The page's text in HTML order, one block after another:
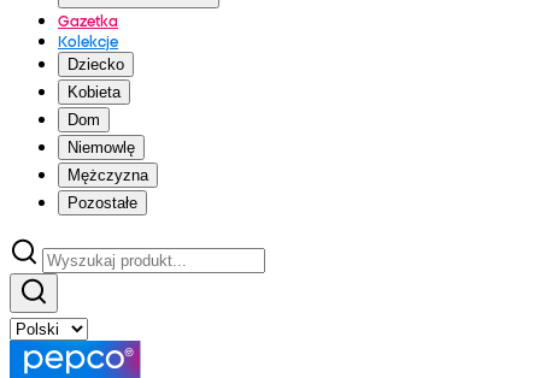
Gazetka
Kolekcje
Dziecko
Kobieta
Dom
Niemowlę
Mężczyzna
Pozostałe